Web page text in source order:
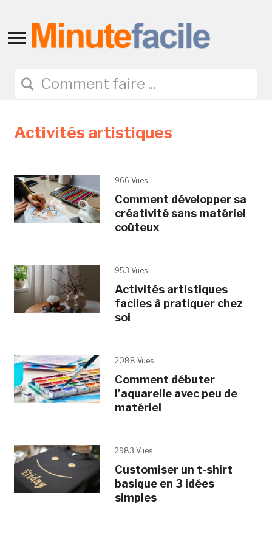
Toggle
navigation
Activités artistiques
966 Vues
Comment développer sa
créativité sans matériel
coûteux
953 Vues
Activités artistiques
faciles à pratiquer chez
soi
2088 Vues
Comment débuter
l’aquarelle avec peu de
matériel
2983 Vues
Customiser un t-shirt
basique en 3 idées
simples